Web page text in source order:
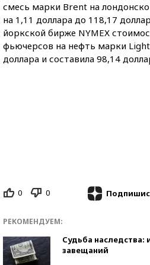
смесь марки Brent на
на 1,11 доллара до 118,17
йоркской бирже NYMEХ
фьючерсов на нефть марки
доллара и составила 98,14
0 0
РЕКОМЕНДУЕМ:
Судьба наследства:
завещаний